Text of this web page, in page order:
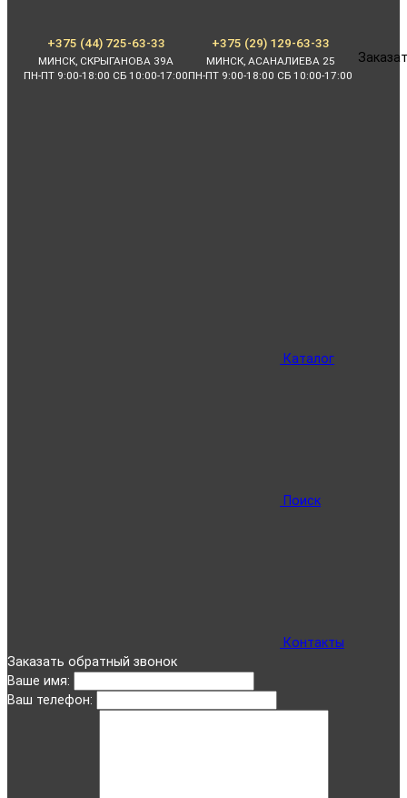
+375 (44) 725-63-33
МИНСК, СКРЫГАНОВА 39А
ПН-ПТ 9:00-18:00 СБ 10:00-17:00
+375 (29) 129-63-33
МИНСК, АСАНАЛИЕВА 25
ПН-ПТ 9:00-18:00 СБ 10:00-17:00
Каталог
Поиск
Контакты
Заказать обратный звонок
Ваше имя:
Ваш телефон: